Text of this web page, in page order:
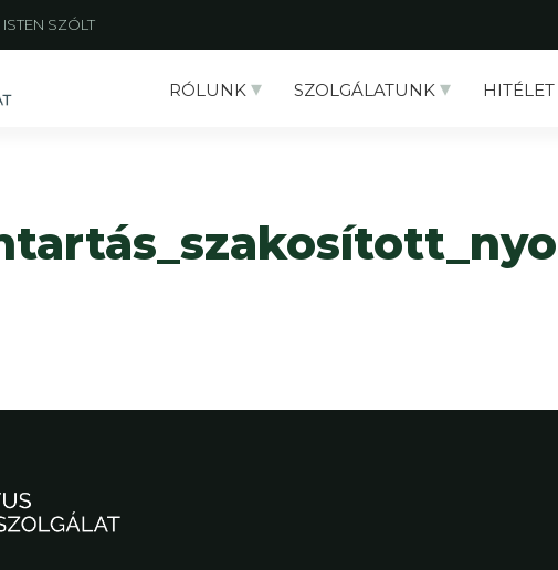
ISTEN SZÓLT
RÓLUNK SZOLGÁLATUNK HITÉLET